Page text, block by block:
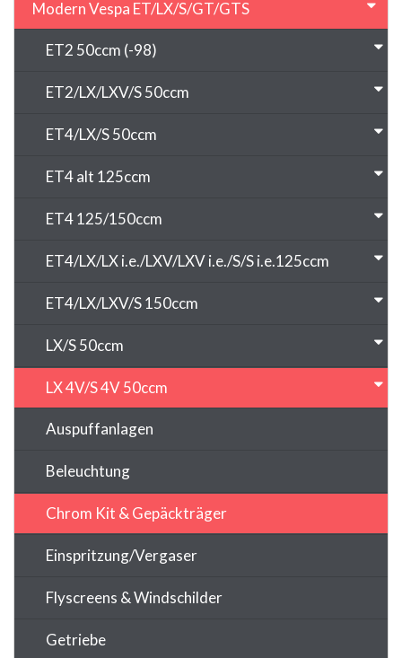
Modern Vespa ET/LX/S/GT/GTS
ET2 50ccm (-98)
ET2/LX/LXV/S 50ccm
ET4/LX/S 50ccm
ET4 alt 125ccm
ET4 125/150ccm
ET4/LX/LX i.e./LXV/LXV i.e./S/S i.e.125ccm
ET4/LX/LXV/S 150ccm
LX/S 50ccm
LX 4V/S 4V 50ccm
Auspuffanlagen
Beleuchtung
Chrom Kit & Gepäckträger
Einspritzung/Vergaser
Flyscreens & Windschilder
Getriebe